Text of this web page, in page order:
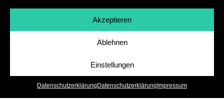
Akzeptieren
Ablehnen
Einstellungen
Datenschutzerklärung Datenschutzerklärung Impressum
Datenschutz|Teilnahmebedingungen